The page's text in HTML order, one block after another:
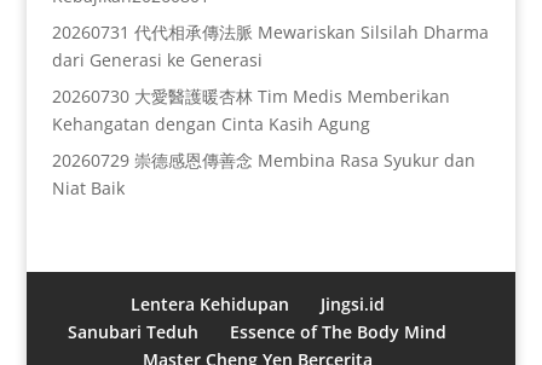
20260731 代代相承傳法脈 Mewariskan Silsilah Dharma
dari Generasi ke Generasi
20260730 大愛醫護暖杏林 Tim Medis Memberikan
Kehangatan dengan Cinta Kasih Agung
20260729 崇德感恩傳善念 Membina Rasa Syukur dan
Niat Baik
Lentera Kehidupan
Jingsi.id
Sanubari Teduh
Essence of The Body Mind
Master Cheng Yen Bercerita